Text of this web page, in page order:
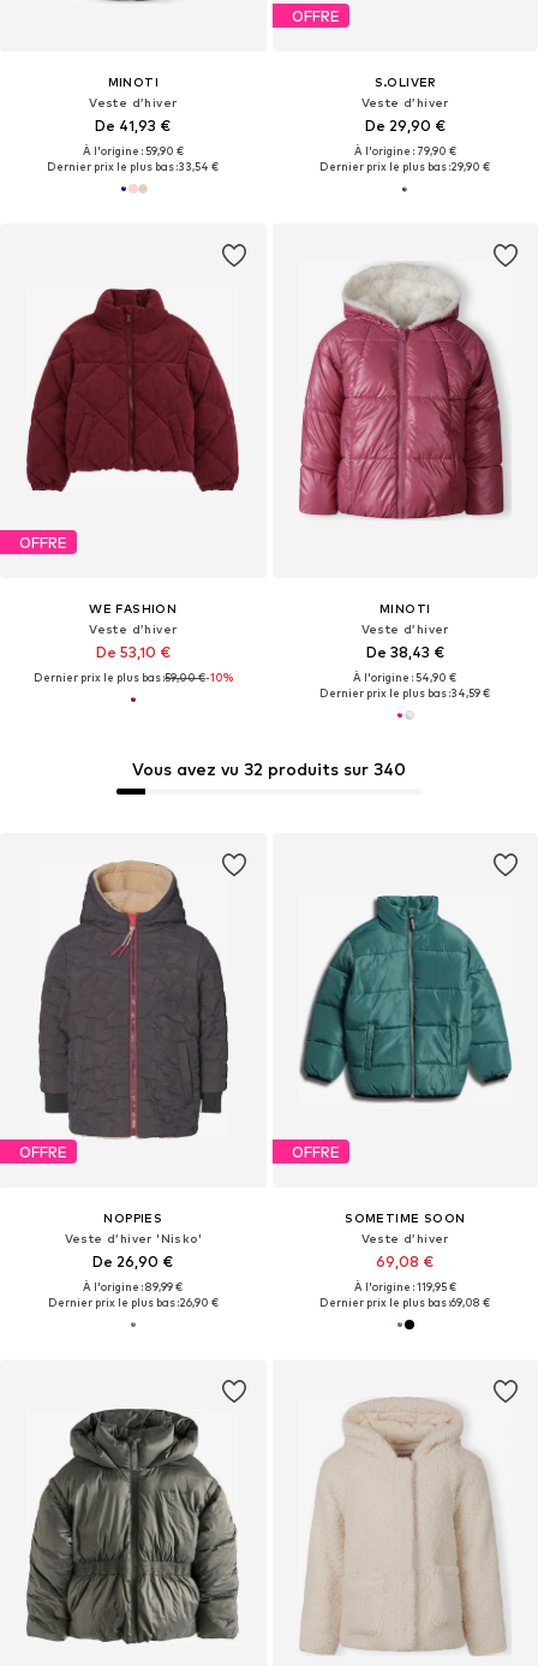
MINOTI
Veste d’hiver
De 41,93 €
À l'origine : 59,90 €
Dernier prix le plus bas :33,54 €
OFFRE
S.OLIVER
Veste d’hiver
De 29,90 €
À l'origine : 79,90 €
Dernier prix le plus bas :29,90 €
OFFRE
WE FASHION
Veste d’hiver
De 53,10 €
Dernier prix le plus bas :59,00 €-10%
MINOTI
Veste d’hiver
De 38,43 €
À l'origine : 54,90 €
Dernier prix le plus bas :34,59 €
OFFRE
NOPPIES
Veste d’hiver 'Nisko'
De 26,90 €
À l'origine : 89,99 €
Dernier prix le plus bas :26,90 €
Vous avez vu 32 produits sur 340
OFFRE
SOMETIME SOON
Veste d’hiver
69,08 €
À l'origine : 119,95 €
Dernier prix le plus bas :69,08 €